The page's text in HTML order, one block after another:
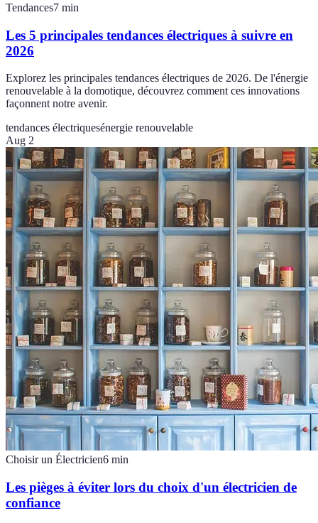
Tendances7 min
Les 5 principales tendances électriques à suivre en
2026
Explorez les principales tendances électriques de 2026. De l'énergie
renouvelable à la domotique, découvrez comment ces innovations
façonnent notre avenir.
tendances électriquesénergie renouvelable
Aug 2
Choisir un Électricien6 min
Les pièges à éviter lors du choix d'un électricien de
confiance